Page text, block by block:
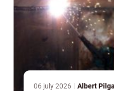
06 july 2026 Albert